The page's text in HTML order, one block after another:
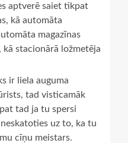
aptverē saiet tikpat
kā automāta
magazīnas
stacionārā ložmetēja
ir liela auguma
tad visticamāk
tad ja tu spersi
uz to, ka tu
cīņu meistars.